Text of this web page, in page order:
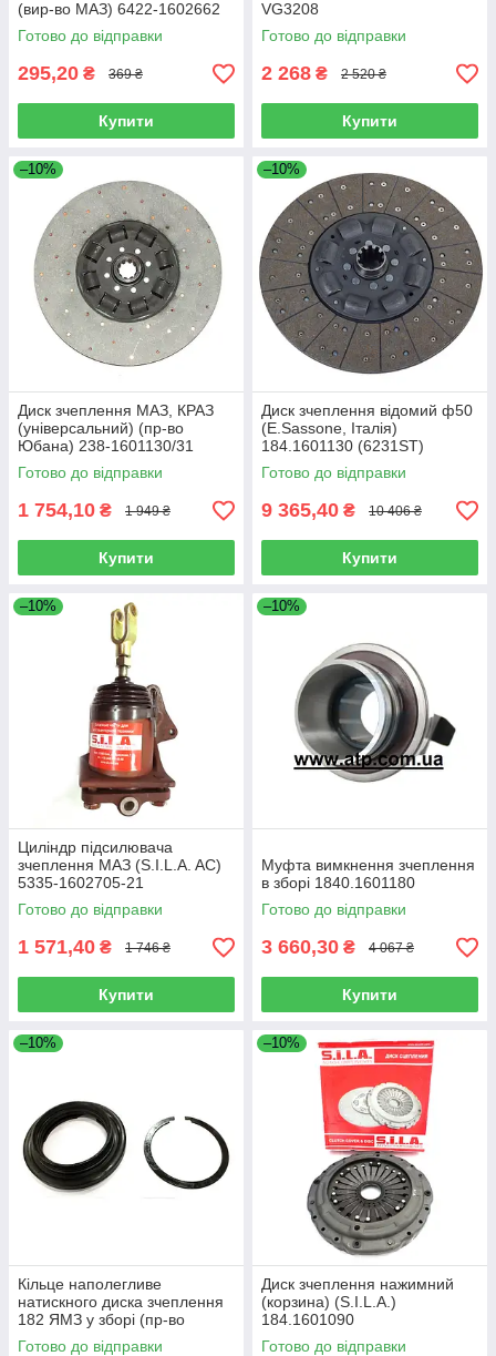
(вир-во МАЗ) 6422-1602662
Готово до відправки
295,20 ₴ 369 ₴
Купити
VG3208
Готово до відправки
2 268 ₴ 2 520 ₴
Купити
–10%
Диск зчеплення МАЗ, КРАЗ
(універсальний) (пр-во
Юбана) 238-1601130/31
Готово до відправки
1 754,10 ₴ 1 949 ₴
Купити
–10%
Диск зчеплення відомий ф50
(E.Sassone, Італія)
184.1601130 (6231ST)
Готово до відправки
9 365,40 ₴ 10 406 ₴
Купити
–10%
Циліндр підсилювача
зчеплення МАЗ (S.I.L.A. AC)
5335-1602705-21
Готово до відправки
1 571,40 ₴ 1 746 ₴
Купити
–10%
Муфта вимкнення зчеплення
в зборі 1840.1601180
Готово до відправки
3 660,30 ₴ 4 067 ₴
Купити
–10%
Кільце наполегливе
натискного диска зчеплення
182 ЯМЗ у зборі (пр-во
S.I.L.A. AC), 182.1601120
Готово до відправки
–10%
Диск зчеплення нажимний
(корзина) (S.I.L.A.)
184.1601090
Готово до відправки